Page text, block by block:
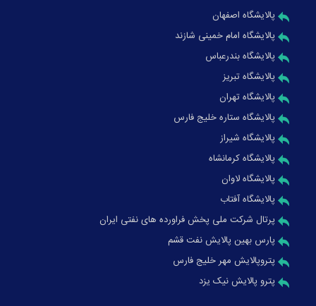
پالایشگاه اصفهان
پالایشگاه امام خمینی شازند
پالایشگاه بندرعباس
پالایشگاه تبریز
پالایشگاه تهران
پالایشگاه ستاره خلیج فارس
پالایشگاه شیراز
پالایشگاه کرمانشاه
پالایشگاه لاوان
پالایشگاه آفتاب
پرتال شرکت ملی پخش فراورده های نفتی ایران
پارس بهین پالایش نفت قشم
پتروپالایش مهر خلیج فارس
پترو پالایش نیک یزد